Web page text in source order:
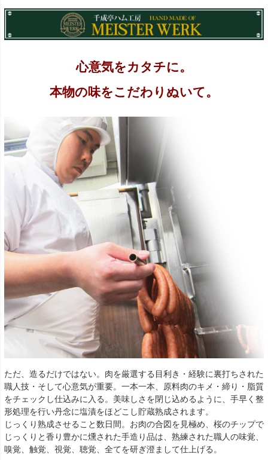
心意気をカタチに。
本物の味をこだわりぬいて。
ただ、造るだけではない。肉を厳選する目利き・経験に裏打ちされた
職人技・そして心意気が重要。一本一本、原料肉のキメ・締り・脂質
をチェックし仕込みに入る。美味しさを閉じ込めるように、手早く整
形処理を行い丹念に塩漬をほどこし貯蔵熟成されます。
じっくり熟成させること数日間。お肉の合図を見極め、桜のチップで
じっくりと香り豊かに燻された手造り品は、熟練された職人の味覚、
嗅覚、触覚、視覚、聴覚、全てを研ぎ澄まして仕上げる。